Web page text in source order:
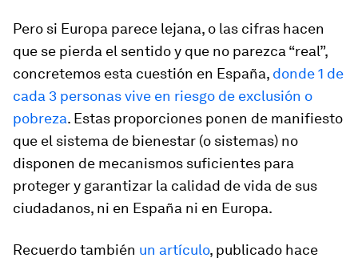
Pero si Europa parece lejana, o las cifras hacen
que se pierda el sentido y que no parezca “real”,
concretemos esta cuestión en España, donde 1 de
cada 3 personas vive en riesgo de exclusión o
pobreza. Estas proporciones ponen de manifiesto
que el sistema de bienestar (o sistemas) no
disponen de mecanismos suficientes para
proteger y garantizar la calidad de vida de sus
ciudadanos, ni en España ni en Europa.
Recuerdo también un artículo, publicado hace